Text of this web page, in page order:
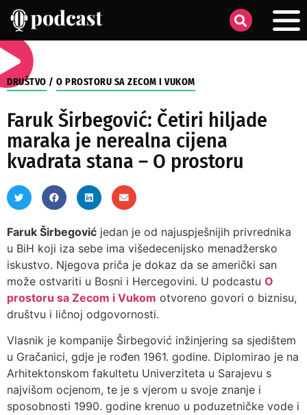
DRUŠTVO / O PROSTORU SA ZECOM I VUKOM
Faruk Širbegović: Četiri hiljade
maraka je nerealna cijena
kvadrata stana – O prostoru
Faruk Širbegović jedan je od najuspješnijih privrednika
u BiH koji iza sebe ima višedecenijsko menadžersko
iskustvo. Njegova priča je dokaz da se američki san
može ostvariti u Bosni i Hercegovini. U podcastu O
prostoru sa Zecom i Vukom otvoreno govori o biznisu,
društvu i ličnoj odgovornosti.
Vlasnik je kompanije Širbegović inžinjering sa sjedištem
u Gračanici, gdje je rođen 1961. godine. Diplomirao je na
Arhitektonskom fakultetu Univerziteta u Sarajevu s
najvišom ocjenom, te je s vjerom u svoje znanje i
sposobnosti 1990. godine krenuo u poduzetničke vode i